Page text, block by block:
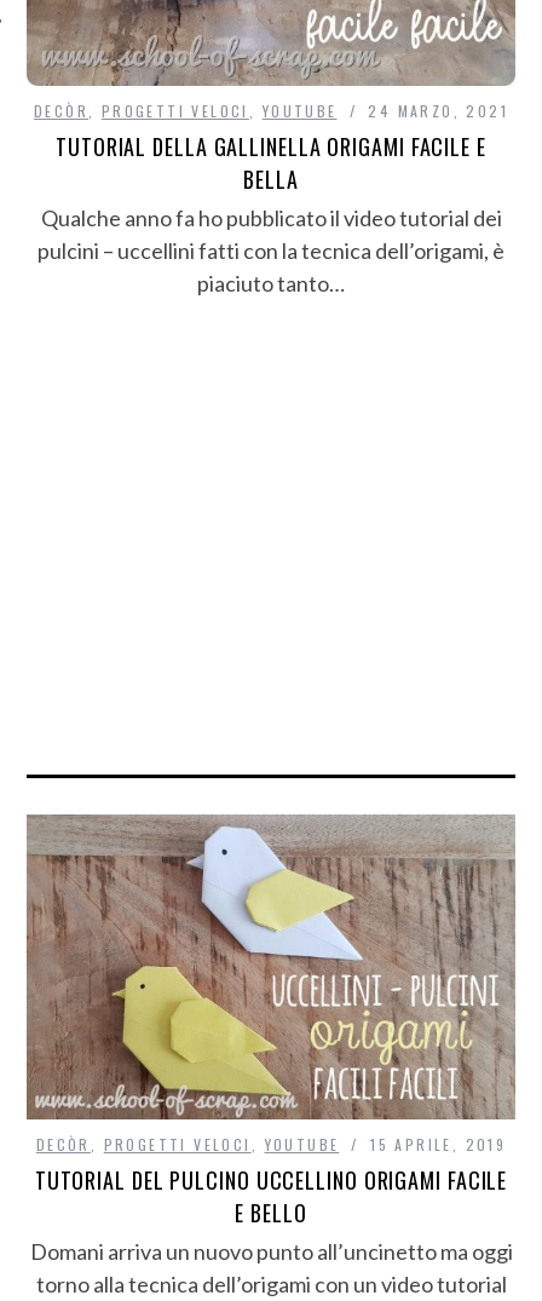
DECÒR PROGETTI VELOCI YOUTUBE 24 MARZO, 2021
TUTORIAL DELLA GALLINELLA ORIGAMI FACILE E
BELLA
Qualche anno fa ho pubblicato il video tutorial dei
pulcini – uccellini fatti con la tecnica dell’origami, è
piaciuto tanto…
DECÒR PROGETTI VELOCI YOUTUBE 15 APRILE, 2019
TUTORIAL DEL PULCINO UCCELLINO ORIGAMI FACILE
E BELLO
Domani arriva un nuovo punto all’uncinetto ma oggi
torno alla tecnica dell’origami con un video tutorial